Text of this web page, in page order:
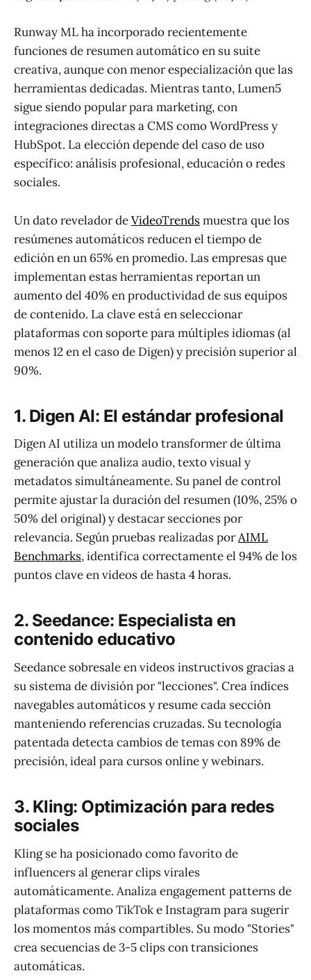
Runway ML ha incorporado recientemente
funciones de resumen automático en su suite
creativa, aunque con menor especialización que las
herramientas dedicadas. Mientras tanto, Lumen5
sigue siendo popular para marketing, con
integraciones directas a CMS como WordPress y
HubSpot. La elección depende del caso de uso
específico: análisis profesional, educación o redes
sociales.
Un dato revelador deVideoTrendsmuestra que los
resúmenes automáticos reducen el tiempo de
edición en un 65% en promedio. Las empresas que
implementan estas herramientas reportan un
aumento del 40% en productividad de sus equipos
de contenido. La clave está en seleccionar
plataformas con soporte para múltiples idiomas (al
menos 12 en el caso de Digen) y precisión superior al
90%.
1. Digen AI: El estándar profesional
Digen AI utiliza un modelo transformer de última
generación que analiza audio, texto visual y
metadatos simultáneamente. Su panel de control
permite ajustar la duración del resumen (10%, 25% o
50% del original) y destacar secciones por
relevancia. Según pruebas realizadas porAIML
Benchmarks, identifica correctamente el 94% de los
puntos clave en videos de hasta 4 horas.
2. Seedance: Especialista en
contenido educativo
Seedance sobresale en videos instructivos gracias a
su sistema de división por "lecciones". Crea índices
navegables automáticos y resume cada sección
manteniendo referencias cruzadas. Su tecnología
patentada detecta cambios de temas con 89% de
precisión, ideal para cursos online y webinars.
3. Kling: Optimización para redes
sociales
Kling se ha posicionado como favorito de
influencers al generar clips virales
automáticamente. Analiza engagement patterns de
plataformas como TikTok e Instagram para sugerir
los momentos más compartibles. Su modo "Stories"
crea secuencias de 3-5 clips con transiciones
automáticas.